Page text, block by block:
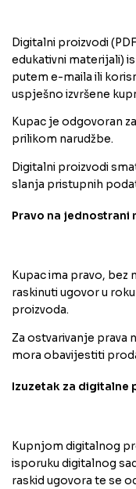
Digitalni proizvodi
edukativni materijali)
putem e-maila ili
uspješno izvršene
Kupac je odgovoran
prilikom narudžbe.
Digitalni proizvodi
slanja pristupnih
Pravo na jednostrani
Kupac ima pravo,
raskinuti ugovor u
proizvoda.
Za ostvarivanje prava
mora obavijestiti
Izuzetak za digitalne
Kupnjom digitalnog
isporuku digitalnog
raskid ugovora te se